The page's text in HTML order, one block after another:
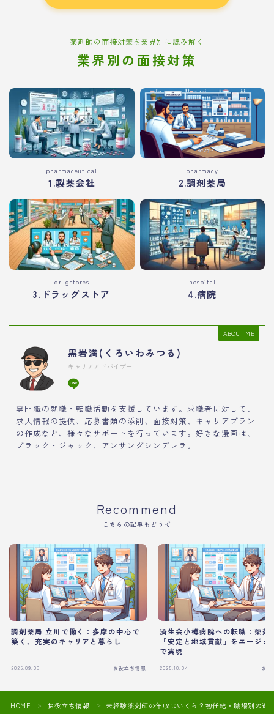
薬剤師の面接対策を業界別に読み解く
業界別の面接対策
pharmaceutical
1.製薬会社
pharmacy
2.調剤薬局
drugstores
3.ドラッグストア
hospital
4.病院
ABOUT ME
黒岩満(くろいわみつる)
キャリアアドバイザー
専門職の就職・転職活動を支援しています。求職者に対して、
求人情報の提供、応募書類の添削、面接対策、キャリアプラン
の作成など、様々なサポートを行っています。好きな漫画は、
ブラック・ジャック、アンサングシンデレラ。
Recommend
こちらの記事もどうぞ
調剤薬局 立川で働く：多摩の中心で
築く、充実のキャリアと暮らし
2025.09.08 お役立ち情報
済生会小樽病院への転職：薬剤
「安定と地域貢献」をエージェ
で実現
2025.10.04 お
HOME ＞ お役立ち情報 ＞ 未経験薬剤師の年収はいくら？初任給・職場別の違